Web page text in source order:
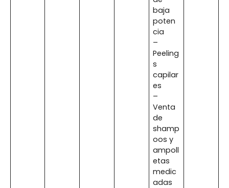
baja
poten
cia
–
Peeling
s
capilar
es
–
Venta
de
shamp
oos y
ampoll
etas
medic
adas